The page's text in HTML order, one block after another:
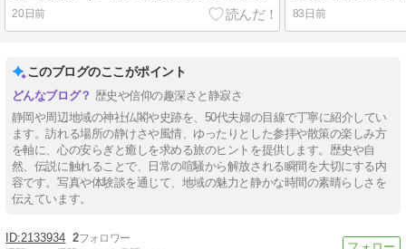
20日前 83日前
このブログのここがポイント
歴史や信仰の趣深さと静寂さ
静岡や周辺地域の神社仏閣や史跡を、50代夫婦の目線で丁寧に紹介してい
ます。訪れる場所の静けさや風情、ゆったりとした参拝や散策の楽しみ方
を軸に、心の安らぎと癒しを求める旅のヒントを提供します。歴史や自
然、伝説に触れることで、日常の喧騒から解放される瞬間を大切にする内
容です。写真や体験談を通じて、地域の魅力と静かな時間の素晴らしさを
伝えています。
2133934 2